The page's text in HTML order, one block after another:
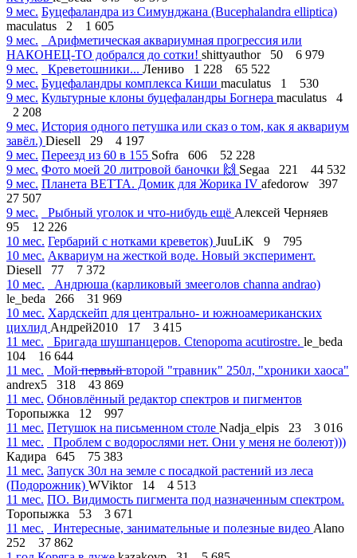
9 мес. Буцефаландра из Симунджана (Bucephalandra elliptica)
maculatus
2
1 605
9 мес.
Арифметическая аквариумная прогрессия или
НАКОНЕЦ-ТО добрался до сотки! shittyauthor 50
6 979
9 мес.
Креветошники... Лениво 1 228
65 522
9 мес. Буцефаландры комплекса Киши maculatus 1
530
9 мес. Культурные клоны буцефаландры Богнера maculatus
4
2 208
9 мес. История одного петушка или сказ о том, как я аквариум
завёл.) Diesell 29
4 197
9 мес. Переезд из 60 в 155 Sofra 606
52 228
9 мес. Фото моей 20 литровой баночки 🙌 Segaa 221
44 532
9 мес. Планета BETTA. Домик для Жорика IV afedorow
397
27 507
9 мес.
Рыбный уголок и что-нибудь ещё Алексей Черняев
95
12 226
10 мес. Гербарий с нотками креветок) JuuLiK 9
795
10 мес. Аквариум на жесткой воде. Новый эксперимент.
Diesell
77
7 372
10 мес.
Андрюша (карликовый змееголов channa andrao)
le_beda
266
31 969
10 мес. Хардскейп для центрально- и южноамериканских
цихлид Андрей2010 17
3 415
11 мес.
Бригада шушпанцеров. Ctenopoma acutirostre. le_beda
104
16 644
11 мес.
Мой ̶п̶е̶р̶в̶ы̶й̶ второй "травник" 250л, "хроники хаоса"
andrex5
318
43 869
11 мес. Обновлённый редактор спектров и пигментов
Торопыжка
12
997
11 мес. Петушок на письменном столе Nadja_elpis 23
3 016
11 мес.
Проблем с водорослями нет. Они у меня не болеют)))
Кадира
645
75 383
11 мес. Запуск 30л на земле с посадкой растений из леса
(Подорожник) WViktor 14
4 513
11 мес. ПО. Видимость пигмента под назначенным спектром.
Торопыжка
53
3 671
11 мес.
Интересные, занимательные и полезные видео Alano
252
37 862